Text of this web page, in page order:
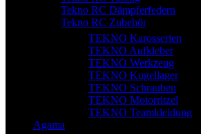
Tekno RC Dämpferfedern
Tekno RC Zubehör
TEKNO Karosserien
TEKNO Aufkleber
TEKNO Werkzeug
TEKNO Kugellager
TEKNO Schrauben
TEKNO Motorritzel
TEKNO Teamkleidung
Agama